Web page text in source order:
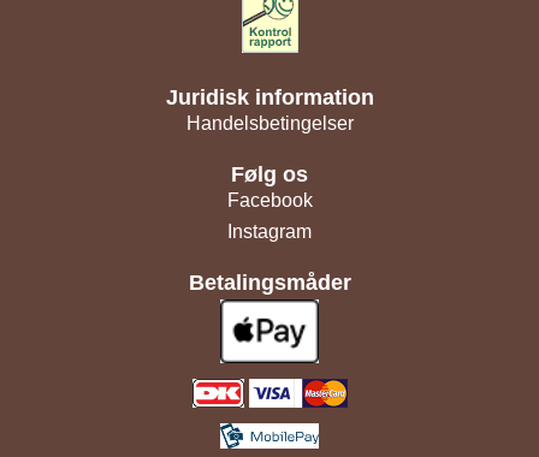
Juridisk information
Handelsbetingelser
Følg os
Facebook
Instagram
Betalingsmåder